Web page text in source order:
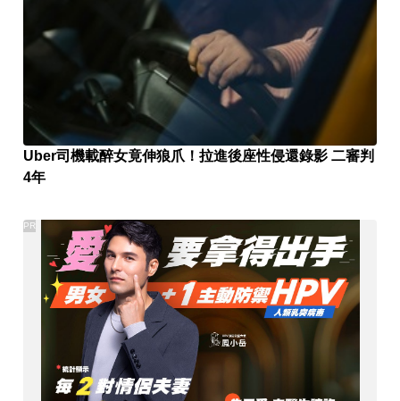
Uber司機載醉女竟伸狼爪！拉進後座性侵還錄影 二審判
4年
PR